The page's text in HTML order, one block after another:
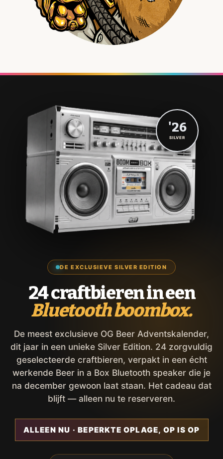
DE EXCLUSIEVE SILVER EDITION
24 craftbieren in een
Bluetooth boombox.
De meest exclusieve OG Beer Adventskalender,
dit jaar in een unieke Silver Edition. 24 zorgvuldig
geselecteerde craftbieren, verpakt in een écht
werkende Beer in a Box Bluetooth speaker die je
na december gewoon laat staan. Het cadeau dat
blijft — alleen nu te reserveren.
ALLEEN NU · BEPERKTE OPLAGE, OP IS OP
'26
SILVER